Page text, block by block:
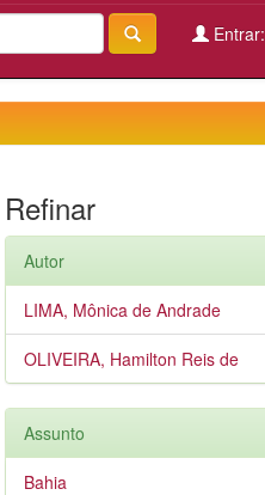
Entrar:
Refinar
Autor
LIMA, Mônica de Andrade
OLIVEIRA, Hamilton Reis de
Assunto
Bahia